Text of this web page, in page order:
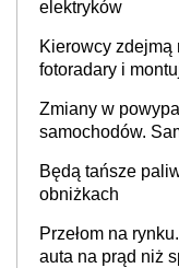
elektryków
Kierowcy zdejmą
fotoradary i
Zmiany w
samochodów.
producenta
Będą tańsze
obniżkach
Przełom na
auta na prąd niż